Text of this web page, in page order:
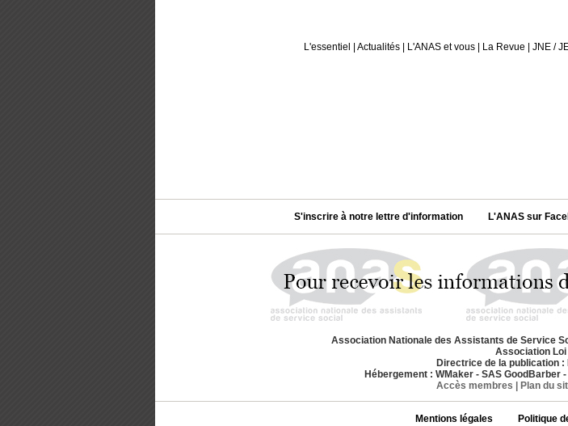
L'essentiel
Actualités L'ANAS et vous La Revue JNE /
S'inscrire à notre lettre d'information L'ANAS sur
Association Nationale des Assistants de Service
Association Loi
Directrice de la publication :
Hébergement : WMaker - SAS GoodBarber
Accès membres
Plan du
Mentions légales Politique